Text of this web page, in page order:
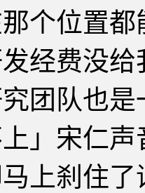
个位置
经费没
团队也
」宋仁
上刹住了